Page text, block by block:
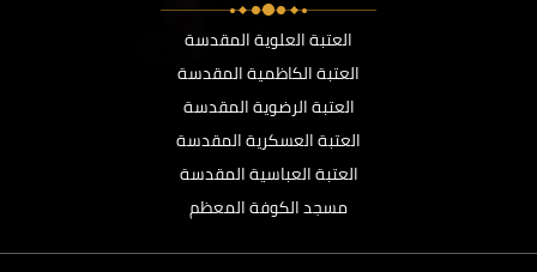
العتبة العلوية المقدسة
العتبة الكاظمية المقدسة
العتبة الرضوية المقدسة
العتبة العسكرية المقدسة
العتبة العباسية المقدسة
مسجد الكوفة المعظم